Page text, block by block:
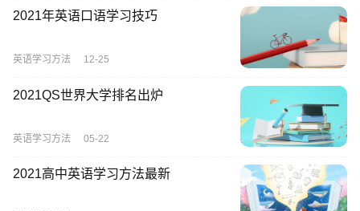
2021年英语口语学习技巧
英语学习方法 12-25
2021QS世界大学排名出炉
英语学习方法 05-22
2021高中英语学习方法最新